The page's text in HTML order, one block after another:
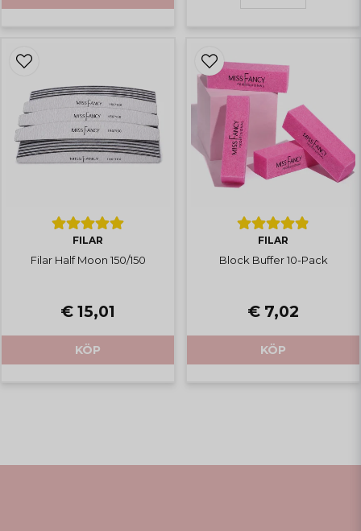
FILAR
Filar Half Moon 150/150
€ 15,01
KÖP
FILAR
Block Buffer 10-Pack
€ 7,02
KÖP